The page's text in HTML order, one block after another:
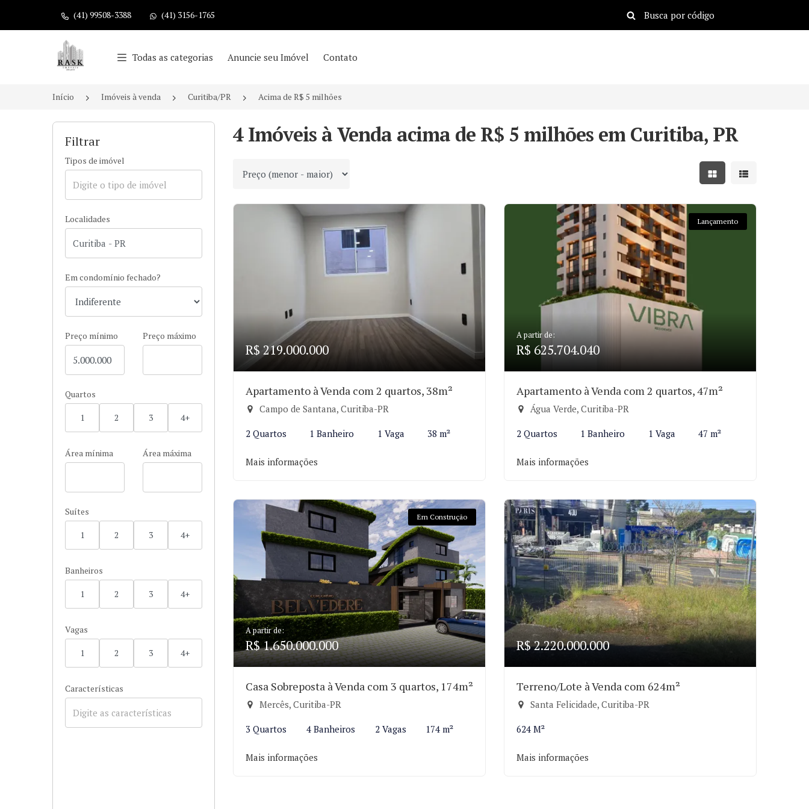
(41) 99508-3388 (41) 3156-1765
Página inicial
Todas as categorias Anuncie seu Imóvel Contato
Início Imóveis à venda Curitiba/PR Acima de R$ 5 milhões
Filtrar
Tipos de imóvel
Localidades
Em condomínio fechado?
Preço mínimo Preço máximo
Quartos
1 2 3 4+
Área mínima Área máxima
Suítes
1 2 3 4+
Banheiros
1 2 3 4+
Vagas
1 2 3 4+
Características
4 Imóveis à Venda acima de R$ 5 milhões em Curitiba, PR
Ordenar por Mostrar resultados em
Mostrar
R$ 219.000.000
Apartamento à Venda com 2 quartos, 38m²
Campo de Santana, Curitiba-PR
2 Quartos 1 Banheiro 1 Vaga 38 m²
Mais informações
Lançamento
A partir de:
R$ 625.704.040
Apartamento à Venda com 2 quartos, 47m²
Água Verde, Curitiba-PR
2 Quartos 1 Banheiro 1 Vaga 47 m²
Mais informações
Em Construção
A partir de:
R$ 1.650.000.000
Casa Sobreposta à Venda com 3 quartos, 174m²
Mercês, Curitiba-PR
3 Quartos 4 Banheiros 2 Vagas 174 m²
Mais informações
R$ 2.220.000.000
Terreno/Lote à Venda com 624m²
Santa Felicidade, Curitiba-PR
624 M²
Mais informações